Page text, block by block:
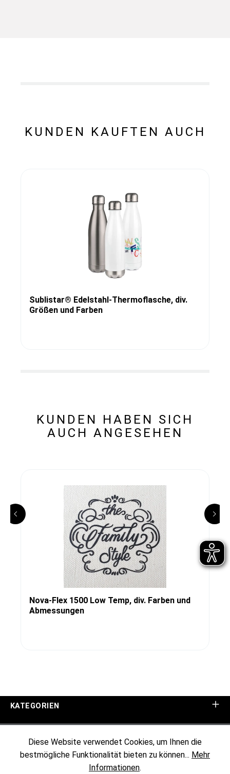
KUNDEN KAUFTEN AUCH
Sublistar® Edelstahl-Thermoflasche, div.
Größen und Farben
KUNDEN HABEN SICH
AUCH ANGESEHEN
Nova-Flex 1500 Low Temp, div. Farben und
Abmessungen
KATEGORIEN
KUNDENINFORMATIONEN
Diese Website verwendet Cookies, um Ihnen die
bestmögliche Funktionalität bieten zu können... Mehr
Informationen.